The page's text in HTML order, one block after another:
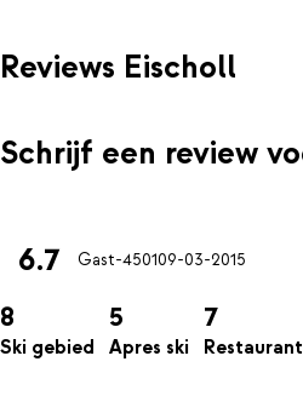
Reviews Eischoll
Schrijf een review
6.7 Gast-450109-03-2015
8
Ski gebied
5
Apres ski
7